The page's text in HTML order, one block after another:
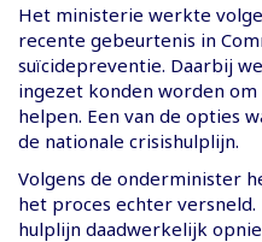
Het ministerie werkte
recente gebeurtenis in
suïcidepreventie. Daarbij
ingezet konden worden
helpen. Een van de opties
de nationale crisishulplijn.
Volgens de onderminister
het proces echter
hulplijn daadwerkelijk